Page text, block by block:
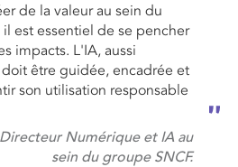
de la valeur au sein du
est essentiel de se pencher
impacts. L'IA, aussi
être guidée, encadrée et
son utilisation responsable
Numérique et IA au
sein du groupe SNCF.